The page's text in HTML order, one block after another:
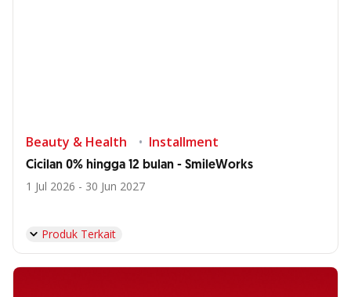
Beauty & Health Installment
Cicilan 0% hingga 12 bulan - SmileWorks
1 Jul 2026 - 30 Jun 2027
Produk Terkait